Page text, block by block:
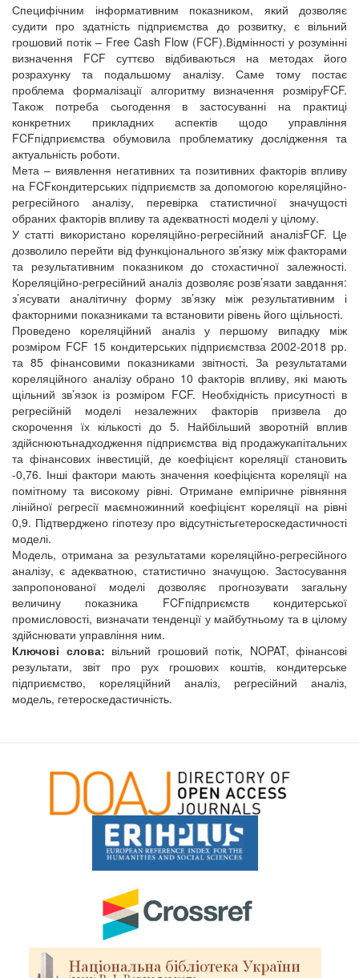
Специфічним інформативним показником, який дозволяє
судити про здатність підприємства до розвитку, є вільний
грошовий потік – Free Cash Flow (FCF).Відмінності у розумінні
визначення FCF суттєво відбиваються на методах його
розрахунку та подальшому аналізу. Саме тому постає
проблема формалізації алгоритму визначення розміруFCF.
Також потреба сьогодення в застосуванні на практиці
конкретних прикладних аспектів щодо управління
FCFпідприємства обумовила проблематику дослідження та
актуальність роботи.
Мета – виявлення негативних та позитивних факторів впливу
на FCFкондитерських підприємств за допомогою кореляційно-
регресійного аналізу, перевірка статистичної значущості
обраних факторів впливу та адекватності моделі у цілому.
У статті використано кореляційно-регресійний аналізFCF. Це
дозволило перейти від функціонального зв’язку між факторами
та результативним показником до стохастичної залежності.
Кореляційно-регресійний аналіз дозволяє розв’язати завдання:
з’ясувати аналітичну форму зв’язку між результативним і
факторними показниками та встановити рівень його щільності.
Проведено кореляційний аналіз у першому випадку між
розміром FCF 15 кондитерських підприємствза 2002-2018 рр.
та 85 фінансовими показниками звітності. За результатами
кореляційного аналізу обрано 10 факторів впливу, які мають
щільний зв’язок із розміром FCF. Необхідність присутності в
регресійній моделі незалежних факторів призвела до
скорочення їх кількості до 5. Найбільший зворотній вплив
здійснюютьнадходження підприємства від продажукапітальних
та фінансових інвестицій, де коефіцієнт кореляції становить
-0,76. Інші фактори мають значення коефіцієнта кореляції на
помітному та високому рівні. Отримане емпіричне рівняння
лінійної регресії маємножинний коефіцієнт кореляції на рівні
0,9. Підтверджено гіпотезу про відсутністьгетероскедастичності
моделі.
Модель, отримана за результатами кореляційно-регресійного
аналізу, є адекватною, статистично значущою. Застосування
запропонованої моделі дозволяє прогнозувати загальну
величину показника FCFпідприємств кондитерської
промисловості, визначати тенденції у майбутньому та в цілому
здійснювати управління ним.
Ключові слова: вільний грошовий потік, NOPAT, фінансові
результати, звіт про рух грошових коштів, кондитерське
підприємство, кореляційний аналіз, регресійний аналіз,
модель, гетероскедастичність.